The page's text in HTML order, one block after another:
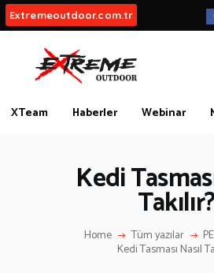
Extremeoutdoor.com.tr
XTeam Haberler Webinar
Kedi
Home Tüm yazılar
Kedi Tasması Nasıl
HAKKIMIZDA
İLETIŞIM
KATEGORİLER
İLGİNÇ BİLGİLER